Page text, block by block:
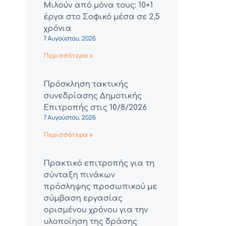
Μιλούν από μόνα τους: 10+1
έργα στο Σοφικό μέσα σε 2,5
χρόνια
7 Αυγούστου, 2026
Περισσότερα »
Πρόσκληση τακτικής
συνεδρίασης Δημοτικής
Επιτροπής στις 10/8/2026
7 Αυγούστου, 2026
Περισσότερα »
Πρακτικό επιτροπής για τη
σύνταξη πινάκων
πρόσληψης προσωπικού με
σύμβαση εργασίας
ορισμένου χρόνου για την
υλοποίηση της δράσης